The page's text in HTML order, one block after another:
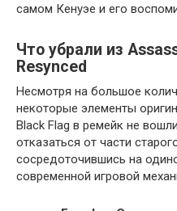
самом Кенуэе и его
Что убрали из
Resynced
Несмотря на большое
некоторые элементы
Black Flag в ремейк не
отказаться от части
сосредоточившись на
современной игровой